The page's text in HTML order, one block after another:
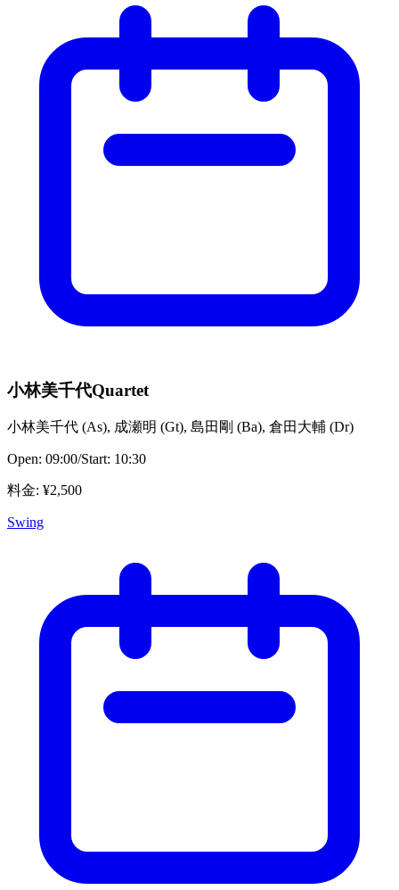
小林美千代Quartet
小林美千代 (As), 成瀬明 (Gt), 島田剛 (Ba), 倉田大輔 (Dr)
Open: 09:00/Start: 10:30
料金: ¥2,500
Swing